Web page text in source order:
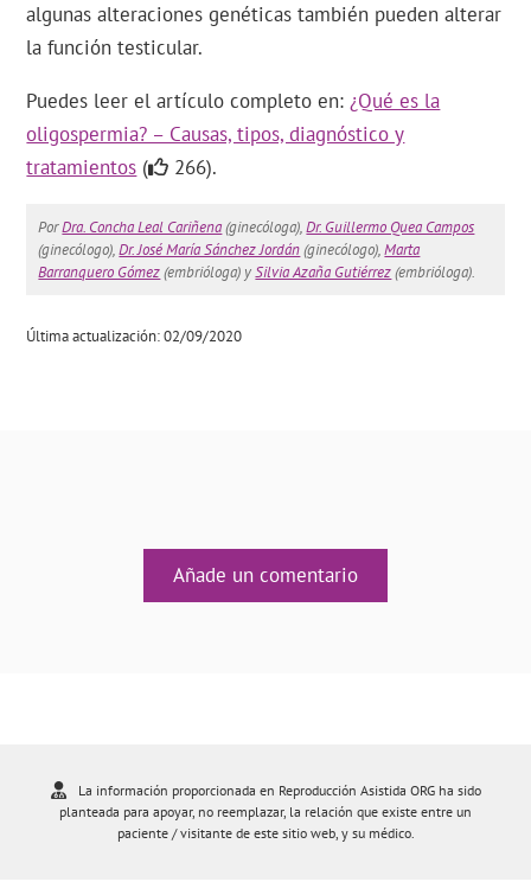
algunas alteraciones genéticas también pueden alterar
la función testicular.
Puedes leer el artículo completo en:¿Qué es la
oligospermia? – Causas, tipos, diagnóstico y
tratamientos ( 266).
PorDra. Concha Leal Cariñena(ginecóloga),Dr. Guillermo Quea Campos
(ginecólogo),Dr. José María Sánchez Jordán(ginecólogo),Marta
Barranquero Gómez(embrióloga) ySilvia Azaña Gutiérrez(embrióloga).
Última actualización: 02/09/2020
Añade un comentario
La información proporcionada en Reproducción Asistida ORG ha sido
planteada para apoyar, no reemplazar, la relación que existe entre un
paciente / visitante de este sitio web, y su médico.